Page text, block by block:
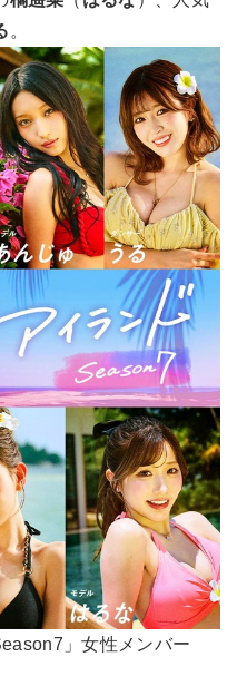
。
」女性メンバー